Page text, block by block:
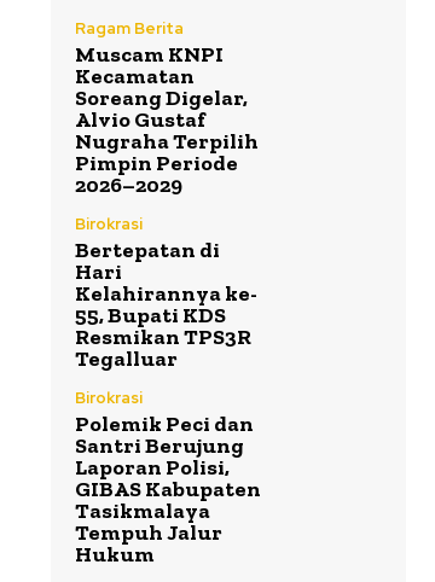
Ragam Berita
Muscam KNPI
Kecamatan
Soreang Digelar,
Alvio Gustaf
Nugraha Terpilih
Pimpin Periode
2026–2029
Birokrasi
Bertepatan di
Hari
Kelahirannya ke-
55, Bupati KDS
Resmikan TPS3R
Tegalluar
Birokrasi
Polemik Peci dan
Santri Berujung
Laporan Polisi,
GIBAS Kabupaten
Tasikmalaya
Tempuh Jalur
Hukum